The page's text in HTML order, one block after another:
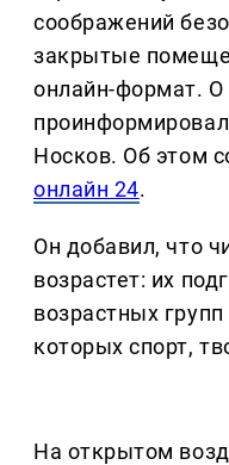
соображений
закрытые
онлайн-формат.
Носков. Об этом
онлайн 24.
Он добавил, что
возрастет: их
возрастных
которых спорт,
На открытом